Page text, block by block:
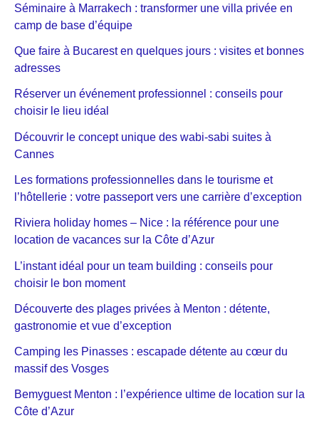
Séminaire à Marrakech : transformer une villa privée en
camp de base d’équipe
Que faire à Bucarest en quelques jours : visites et bonnes
adresses
Réserver un événement professionnel : conseils pour
choisir le lieu idéal
Découvrir le concept unique des wabi-sabi suites à
Cannes
Les formations professionnelles dans le tourisme et
l’hôtellerie : votre passeport vers une carrière d’exception
Riviera holiday homes – Nice : la référence pour une
location de vacances sur la Côte d’Azur
L’instant idéal pour un team building : conseils pour
choisir le bon moment
Découverte des plages privées à Menton : détente,
gastronomie et vue d’exception
Camping les Pinasses : escapade détente au cœur du
massif des Vosges
Bemyguest Menton : l’expérience ultime de location sur la
Côte d’Azur